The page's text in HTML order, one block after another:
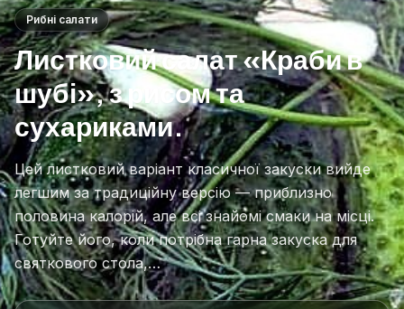
Рибні салати
Листковий салат «Краби в
шубі», з рисом та
сухариками.
Цей листковий варіант класичної закуски вийде
легшим за традиційну версію — приблизно
половина калорій, але всі знайомі смаки на місці.
Готуйте його, коли потрібна гарна закуска для
святкового стола,…